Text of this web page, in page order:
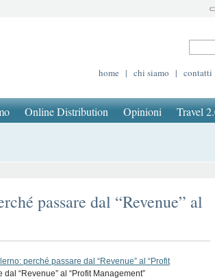
home | chi siamo | contatti
Online Distribution Opinioni Travel
passare dal “Revenue” al
perché passare dal “Revenue” al “Profit
“Revenue” al “Profit Management”